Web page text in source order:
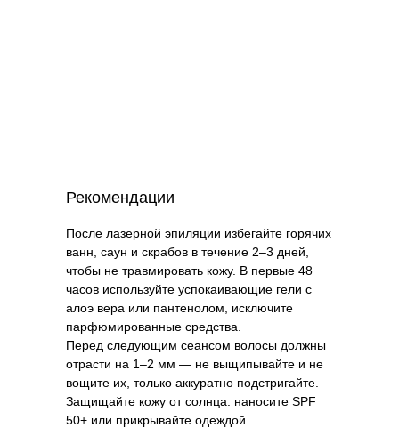
После лазерной эпиляции избегайте горячих
ванн, саун и скрабов в течение 2–3 дней,
чтобы не травмировать кожу. В первые 48
часов используйте успокаивающие гели с
алоэ вера или пантенолом, исключите
парфюмированные средства.
Перед следующим сеансом волосы должны
отрасти на 1–2 мм — не выщипывайте и не
вощите их, только аккуратно подстригайте.
Защищайте кожу от солнца: наносите SPF
50+ или прикрывайте одеждой.
Рекомендации